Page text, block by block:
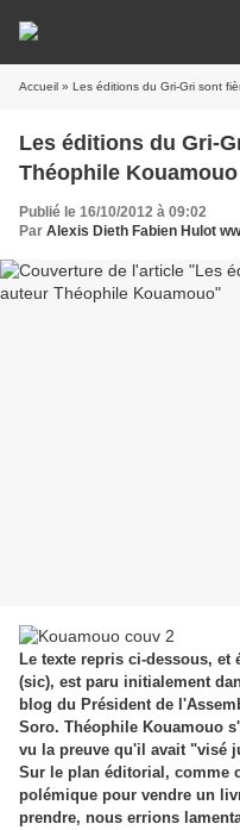
Accueil » Les éditions du Gri-Gri sont
Les éditions du Gri-
Théophile Kouamouo
Publié le 16/10/2012 à 09:02
Par Alexis Dieth Fabien Hulot
Le texte repris ci-dessous,
(sic), est paru initialement
blog du Président de
Soro. Théophile Kouamouo
vu la preuve qu'il avait "visé
Sur le plan éditorial, comme
polémique pour vendre un
prendre, nous errions